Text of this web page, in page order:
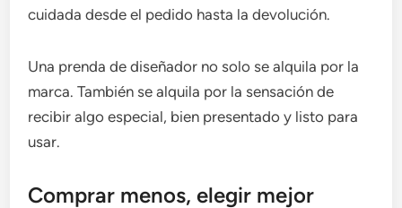
cuidada desde el pedido hasta la devolución.
Una prenda de diseñador no solo se alquila por la
marca. También se alquila por la sensación de
recibir algo especial, bien presentado y listo para
usar.
Comprar menos, elegir mejor